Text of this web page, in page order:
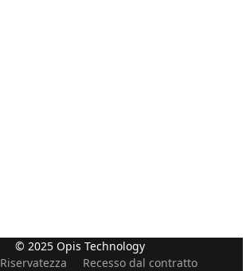
© 2025 Opis Technology
Riservatezza Recesso dal contratto